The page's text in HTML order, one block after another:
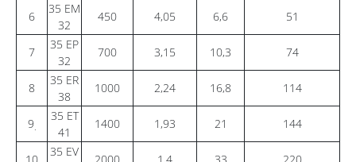
6
35 EM
32
450 4,05 6,6 51
7
35 EP
32
700 3,15 10,3 74
8
35 ER
38
1000 2,24 16,8 114
9
35 ET
41
1400 1,93 21 144
35 EV